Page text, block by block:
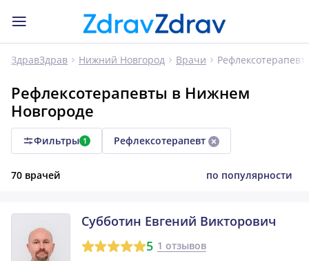
ЗдравЗдрав Нижний Новгород Врачи
Рефлексотерапевты в Нижнем
Новгороде
Фильтры 1 Рефлексотерапевт
70 врачей по популярности
Субботин Евгений Викторович
5 1 отзывов